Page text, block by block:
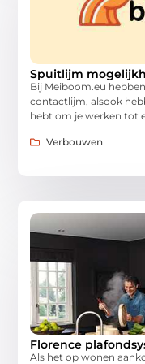
Spuitlijm
Bij Meiboom.eu
contactlijm, alsook
hebt om je werken tot
Verbouwen
Florence
Als het op wonen